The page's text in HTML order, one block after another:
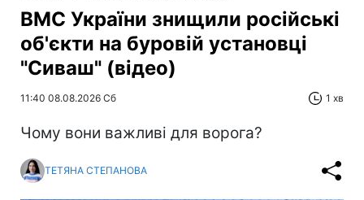
ВМС України знищили російські
об'єкти на буровій установці
"Сиваш" (відео)
11:40 08.08.2026 Сб 1 хв
Чому вони важливі для ворога?
ТЕТЯНА СТЕПАНОВА